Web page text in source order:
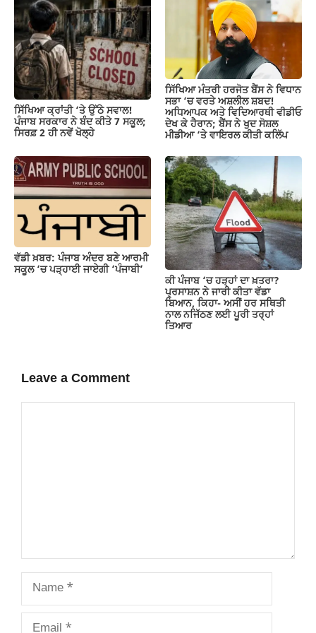
ਸਿੱਖਿਆ ਕ੍ਰਾਂਤੀ ‘ਤੇ ਉੱਠੇ ਸਵਾਲ!
ਪੰਜਾਬ ਸਰਕਾਰ ਨੇ ਬੰਦ ਕੀਤੇ 7 ਸਕੂਲ;
ਸਿਰਫ਼ 2 ਹੀ ਨਵੇਂ ਖੋਲ੍ਹੇ
ਸਿੱਖਿਆ ਮੰਤਰੀ ਹਰਜੋਤ ਬੈਂਸ ਨੇ ਵਿਧਾਨ
ਸਭਾ ‘ਚ ਵਰਤੇ ਅਸ਼ਲੀਲ ਸ਼ਬਦ!
ਅਧਿਆਪਕ ਅਤੇ ਵਿਦਿਆਰਥੀ ਵੀਡੀਓ
ਦੇਖ ਕੇ ਹੈਰਾਨ; ਬੈਂਸ ਨੇ ਖੁਦ ਸੋਸ਼ਲ
ਮੀਡੀਆ ‘ਤੇ ਵਾਇਰਲ ਕੀਤੀ ਕਲਿੱਪ
ਵੱਡੀ ਖ਼ਬਰ: ਪੰਜਾਬ ਅੰਦਰ ਬਣੇ ਆਰਮੀ
ਸਕੂਲ ‘ਚ ਪੜ੍ਹਾਈ ਜਾਏਗੀ ‘ਪੰਜਾਬੀ’
ਕੀ ਪੰਜਾਬ ‘ਚ ਹੜ੍ਹਾਂ ਦਾ ਖ਼ਤਰਾ?
ਪ੍ਰਸਾਸ਼ਨ ਨੇ ਜਾਰੀ ਕੀਤਾ ਵੱਡਾ
ਬਿਆਨ, ਕਿਹਾ- ਅਸੀਂ ਹਰ ਸਥਿਤੀ
ਨਾਲ ਨਜਿੱਠਣ ਲਈ ਪੂਰੀ ਤਰ੍ਹਾਂ
ਤਿਆਰ
Leave a Comment
Name
Email